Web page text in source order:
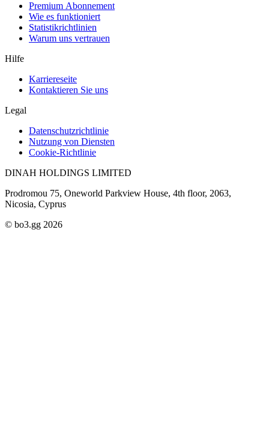
Premium Abonnement
Wie es funktioniert
Statistikrichtlinien
Warum uns vertrauen
Hilfe
Karriereseite
Kontaktieren Sie uns
Legal
Datenschutzrichtlinie
Nutzung von Diensten
Cookie-Richtlinie
DINAH HOLDINGS LIMITED
Prodromou 75, Oneworld Parkview House, 4th floor, 2063,
Nicosia, Cyprus
© bo3.gg 2026